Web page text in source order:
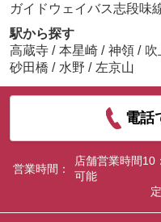
ガイドウェイバス志段味
駅から探す
高蔵寺 / 本星崎 / 神領 / 吹
砂田橋 / 水野 / 左京山
電話
営業時間：
店舗営業時間10
可能